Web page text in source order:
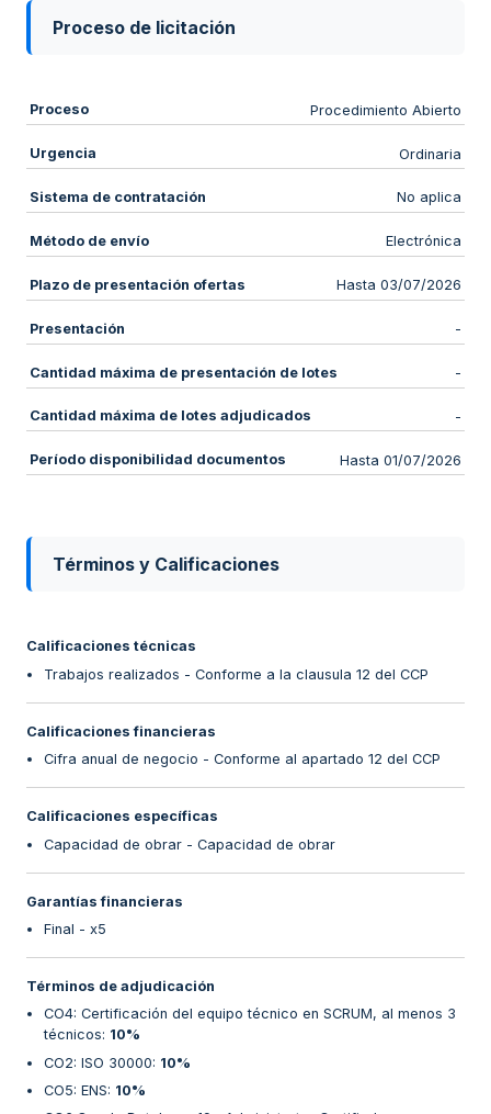
Proceso de licitación
Proceso Procedimiento Abierto
Urgencia Ordinaria
Sistema de contratación No aplica
Método de envío Electrónica
Plazo de presentación ofertas Hasta 03/07/2026
Presentación -
Cantidad máxima de presentación de lotes -
Cantidad máxima de lotes adjudicados -
Período disponibilidad documentos Hasta 01/07/2026
Términos y Calificaciones
Calificaciones técnicas
Trabajos realizados - Conforme a la clausula 12 del CCP
Calificaciones financieras
Cifra anual de negocio - Conforme al apartado 12 del CCP
Calificaciones específicas
Capacidad de obrar - Capacidad de obrar
Garantías financieras
Final - x5
Términos de adjudicación
CO4: Certificación del equipo técnico en SCRUM, al menos 3
técnicos: 10%
CO2: ISO 30000: 10%
CO5: ENS: 10%